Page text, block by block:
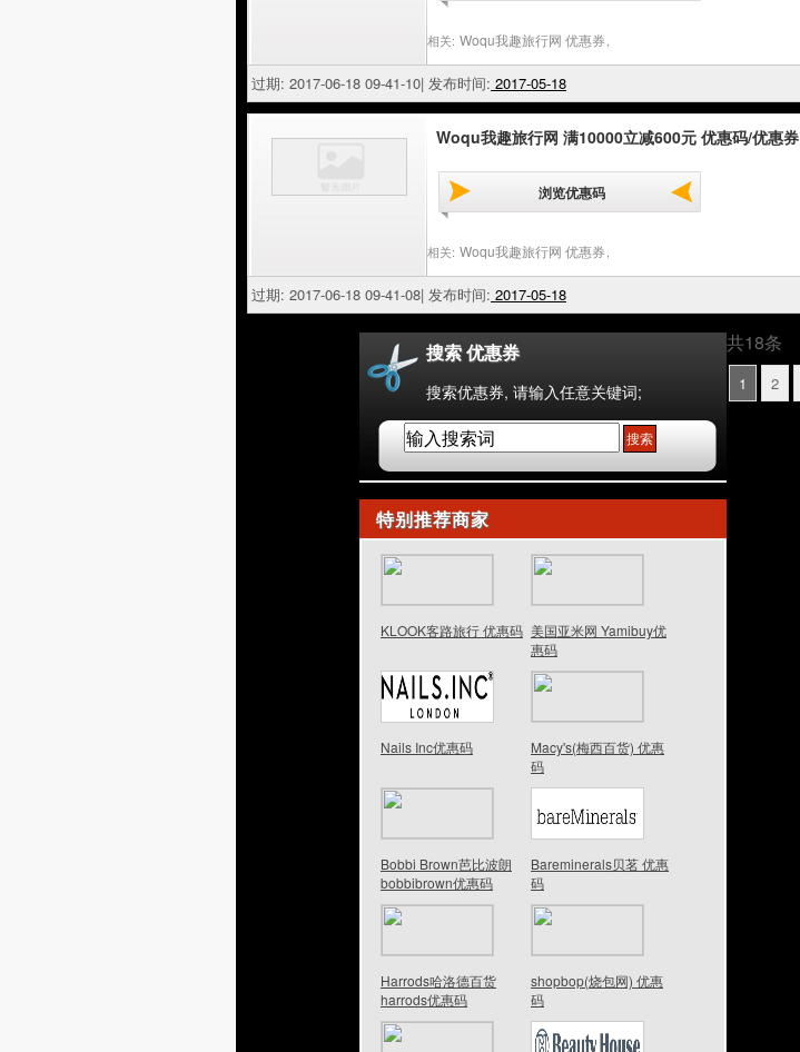
相关: Woqu我趣旅行网 优惠券
过期: 2017-06-18 09-41-10| 发布时间: 2017-05-18
Woqu我趣旅行网 满10000立减600元 优惠码/优惠券
浏览优惠码
相关: Woqu我趣旅行网 优惠券
过期: 2017-06-18 09-41-08| 发布时间: 2017-05-18
共18条
1 2
搜索 优惠券
搜索优惠券, 请输入任意关键词;
特别推荐商家
KLOOK客路旅行 优惠码 美国亚米网 Yamibuy优
惠码
Nails Inc优惠码
Macy's(梅西百货) 优惠
码
Bobbi Brown芭比波朗
bobbibrown优惠码
Bareminerals贝茗 优惠
码
Harrods哈洛德百货
harrods优惠码
shopbop(烧包网) 优惠
码